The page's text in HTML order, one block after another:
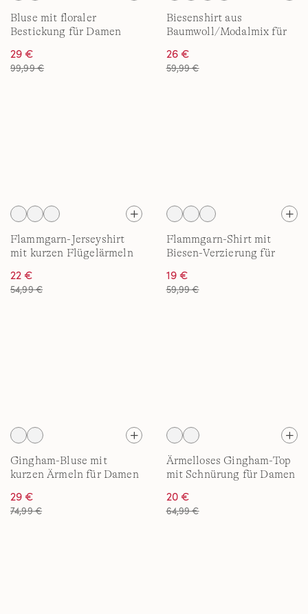
Bluse mit floraler
Bestickung für Damen
29 €
99,99 €
Biesenshirt aus
Baumwoll/Modalmix für
26 €
59,99 €
Flammgarn-Jerseyshirt
mit kurzen Flügelärmeln
22 €
54,99 €
Flammgarn-Shirt mit
Biesen-Verzierung für
19 €
59,99 €
Gingham-Bluse mit
kurzen Ärmeln für Damen
29 €
74,99 €
Ärmelloses Gingham-Top
mit Schnürung für Damen
20 €
64,99 €